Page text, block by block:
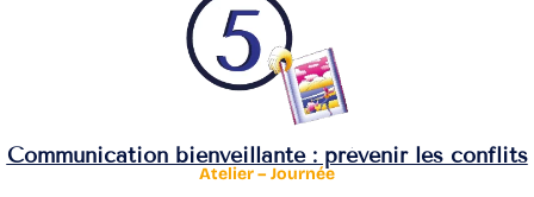
Communication bienveillante : prévenir les conflits
Atelier – Journée